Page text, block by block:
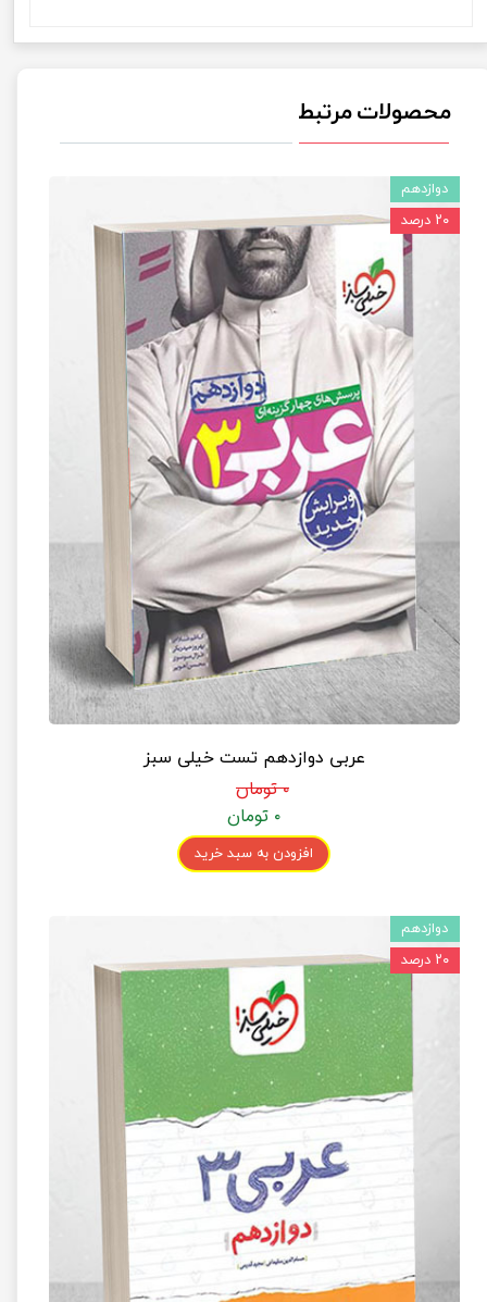
محصولات مرتبط
عربی دوازدهم تست خیلی سبز
۰ تومان
۰ تومان
افزودن به سبد خرید
دوازدهم
۲۰ درصد
دوازدهم
۲۰ درصد